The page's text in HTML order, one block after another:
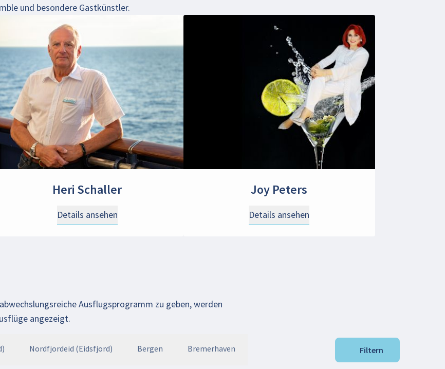
und besondere Gastkünstler.
Heri Schaller
Details ansehen
Joy Peters
Details ansehen
Ausflugsprogramm zu geben, werden
angezeigt.
Nordfjordeid (Eidsfjord) Bergen Bremerhaven Filtern